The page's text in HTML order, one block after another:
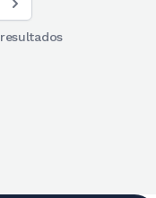
resultados